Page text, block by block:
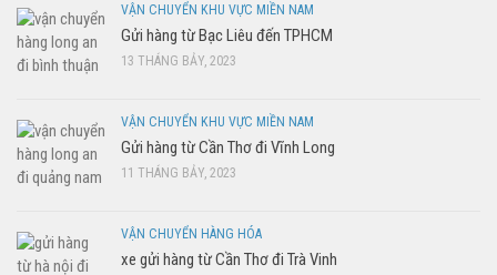
VẬN CHUYỂN KHU VỰC MIỀN NAM
Gửi hàng từ Bạc Liêu đến TPHCM
13 THÁNG BẢY, 2023
VẬN CHUYỂN KHU VỰC MIỀN NAM
Gửi hàng từ Cần Thơ đi Vĩnh Long
11 THÁNG BẢY, 2023
VẬN CHUYỂN HÀNG HÓA
xe gửi hàng từ Cần Thơ đi Trà Vinh